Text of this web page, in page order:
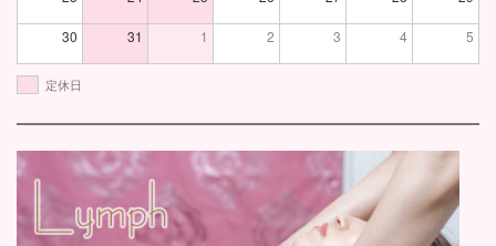
30 31 1 2 3 4 5
定休日